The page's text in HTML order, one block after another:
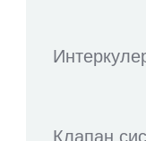
Клапан